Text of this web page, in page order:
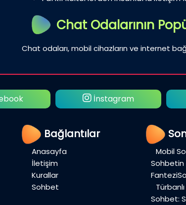
Chat Odalarının
Chat odaları, mobil cihazların ve internet
İnstagram
Bağlantılar
Anasayfa
İletişim
Kurallar
Sohbet
Mobil
Sohbetin
Sohbet: